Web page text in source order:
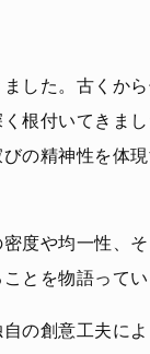
した。古くか
根付いてきま
の精神性を体
度や均一性、
とを物語ってい
の創意工夫に